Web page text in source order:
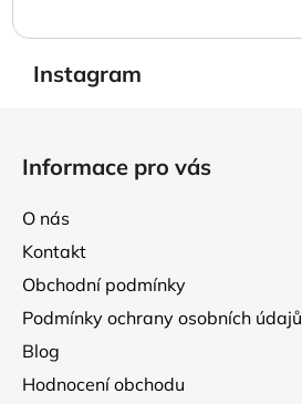
Instagram
Informace pro vás
O nás
Kontakt
Obchodní podmínky
Podmínky ochrany osobních údajů
Blog
Hodnocení obchodu